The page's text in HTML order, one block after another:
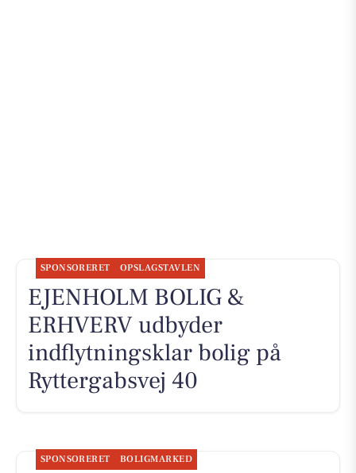
SPONSORERET OPSLAGSTAVLEN
EJENHOLM BOLIG &
ERHVERV udbyder
indflytningsklar bolig på
Ryttergabsvej 40
SPONSORERET BOLIGMARKED